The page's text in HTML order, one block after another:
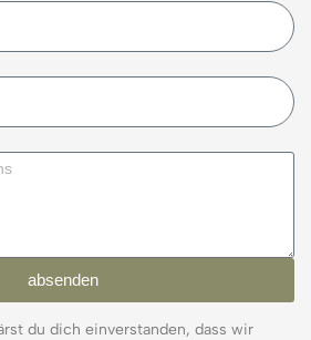
absenden
du dich einverstanden, dass wir